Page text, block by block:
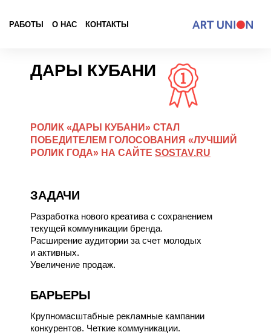
РАБОТЫ О НАС КОНТАКТЫ
ДАРЫ КУБАНИ
РОЛИК «ДАРЫ КУБАНИ» СТАЛ
ПОБЕДИТЕЛЕМ ГОЛОСОВАНИЯ «ЛУЧШИЙ
РОЛИК ГОДА» НА САЙТЕ SOSTAV.RU
ЗАДАЧИ
Разработка нового креатива с сохранением
текущей коммуникации бренда.
Расширение аудитории за счет молодых
и активных.
Увеличение продаж.
БАРЬЕРЫ
Крупномасштабные рекламные кампании
конкурентов. Четкие коммуникации.